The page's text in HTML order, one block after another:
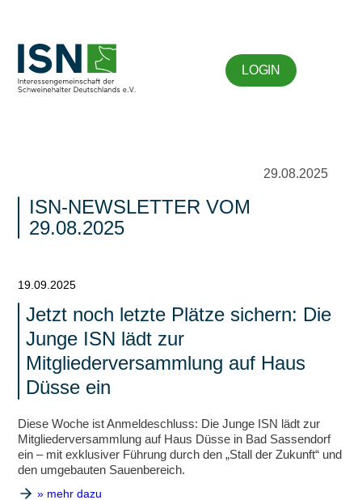
LOGIN
29.08.2025
ISN-NEWSLETTER VOM
29.08.2025
19.09.2025
Jetzt noch letzte Plätze sichern: Die
Junge ISN lädt zur
Mitgliederversammlung auf Haus
Düsse ein
Diese Woche ist Anmeldeschluss: Die Junge ISN lädt zur
Mitgliederversammlung auf Haus Düsse in Bad Sassendorf
ein – mit exklusiver Führung durch den „Stall der Zukunft“ und
den umgebauten Sauenbereich.
» mehr dazu